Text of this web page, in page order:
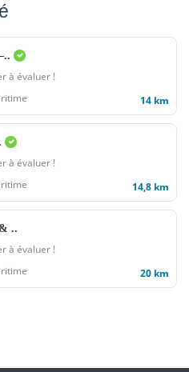
à évaluer !
14 km
à évaluer !
14,8 km
..
à évaluer !
20 km